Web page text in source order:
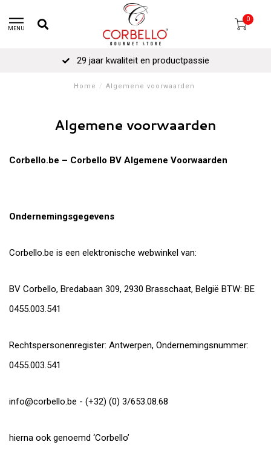
MENU
0
29 jaar kwaliteit en productpassie
Home / Algemene voorwaarden
Algemene voorwaarden
Corbello.be – Corbello BV Algemene Voorwaarden
Ondernemingsgegevens
Corbello.be is een elektronische webwinkel van:
BV Corbello, Bredabaan 309, 2930 Brasschaat, België BTW: BE
0455.003.541
Rechtspersonenregister: Antwerpen, Ondernemingsnummer:
0455.003.541
info@corbello.be - (+32) (0) 3/653.08.68
hierna ook genoemd ‘Corbello’